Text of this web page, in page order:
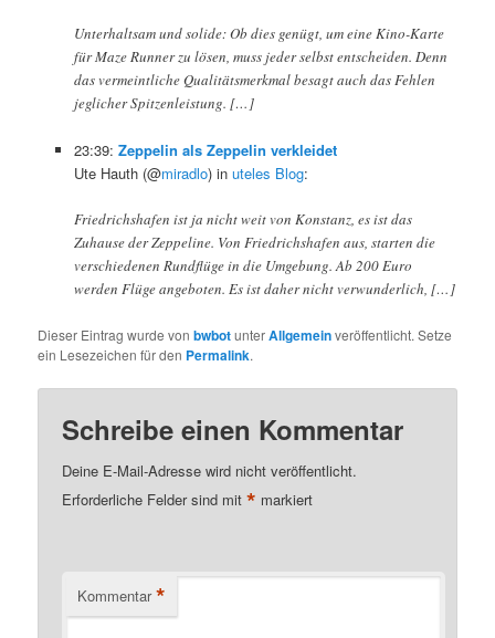
Unterhaltsam und solide: Ob dies genügt, um eine Kino-Karte
für Maze Runner zu lösen, muss jeder selbst entscheiden. Denn
das vermeintliche Qualitätsmerkmal besagt auch das Fehlen
jeglicher Spitzenleistung. […]
23:39: Zeppelin als Zeppelin verkleidet
Ute Hauth (@miradlo) in uteles Blog:
Friedrichshafen ist ja nicht weit von Konstanz, es ist das
Zuhause der Zeppeline. Von Friedrichshafen aus, starten die
verschiedenen Rundflüge in die Umgebung. Ab 200 Euro
werden Flüge angeboten. Es ist daher nicht verwunderlich, […]
Dieser Eintrag wurde vonbwbotunterAllgemeinveröffentlicht. Setze
ein Lesezeichen für den Permalink.
Schreibe einen Kommentar
Deine E-Mail-Adresse wird nicht veröffentlicht.
Erforderliche Felder sind mit* markiert
Kommentar *